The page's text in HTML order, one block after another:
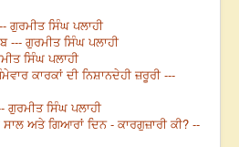
ਗੁਰਮੀਤ ਸਿੰਘ ਪਲਾਹੀ
--- ਗੁਰਮੀਤ ਸਿੰਘ ਪਲਾਹੀ
ਸਿੰਘ ਪਲਾਹੀ
ਕਾਰਕਾਂ ਦੀ ਨਿਸ਼ਾਨਦੇਹੀ ਜ਼ਰੂਰੀ ---
ਸਿੰਘ ਪਲਾਹੀ
ਅਤੇ ਗਿਆਰਾਂ ਦਿਨ - ਕਾਰਗੁਜ਼ਾਰੀ ਕੀ? --